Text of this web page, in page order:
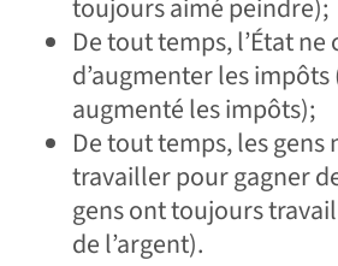
toujours aimé peindre);
De tout temps, l’État ne
d’augmenter les
augmenté les impôts);
De tout temps, les gens
travailler pour gagner
gens ont toujours
de l’argent).